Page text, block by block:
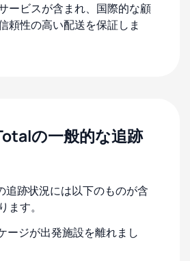
ービスが含まれ、国際的な顧
頼性の高い配送を保証しま
の一般的な追跡
追跡状況には以下のものが含
ます。
ージが出発施設を離れまし